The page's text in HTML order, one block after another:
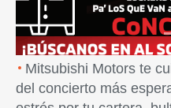
Mitsubishi Motors te
del concierto más